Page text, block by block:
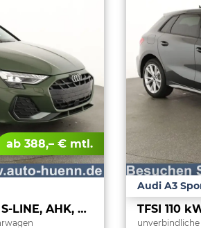
ab 388,– € mtl.
TFSI 110 kW S line 35 S-tronic S-LINE, AHK, Matrix, Navi, el. Klappe, Kamera, Winter, 3 J.-Garantie
Audi A3
unverbindliche